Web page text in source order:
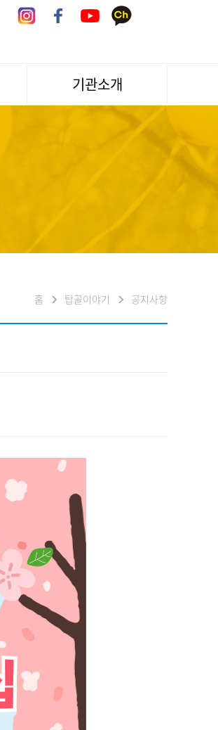
기관소개
기관방문/시설대관
오시는길
채용
홈 탑골이야기 공지사항